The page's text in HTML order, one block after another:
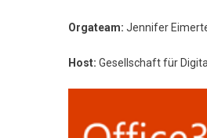
Orgateam: Jennifer
Host: Gesellschaft für